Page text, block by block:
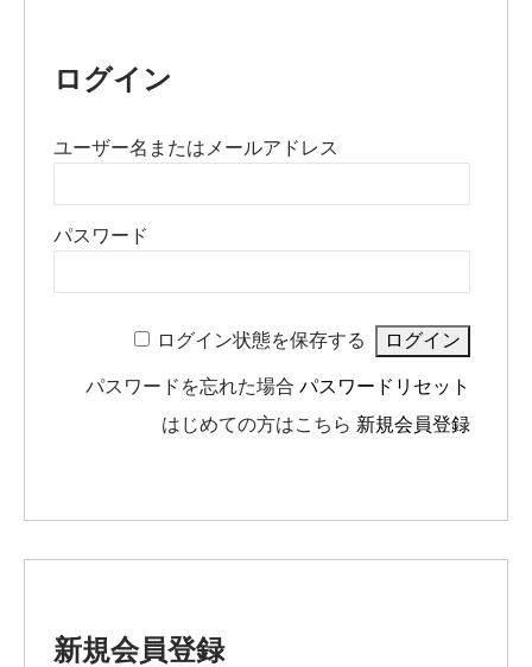
ログイン
ユーザー名またはメールアドレス
パスワード
ログイン状態を保存する
パスワードを忘れた場合 パスワードリセット
はじめての方はこちら 新規会員登録
新規会員登録